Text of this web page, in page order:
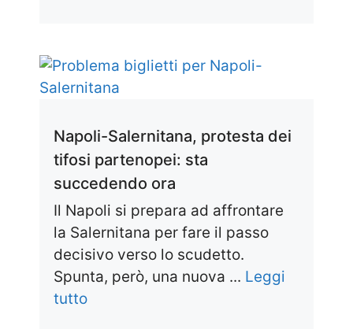
Napoli-Salernitana, protesta dei
tifosi partenopei: sta
succedendo ora
Il Napoli si prepara ad affrontare
la Salernitana per fare il passo
decisivo verso lo scudetto.
Spunta, però, una nuova ... Leggi
tutto